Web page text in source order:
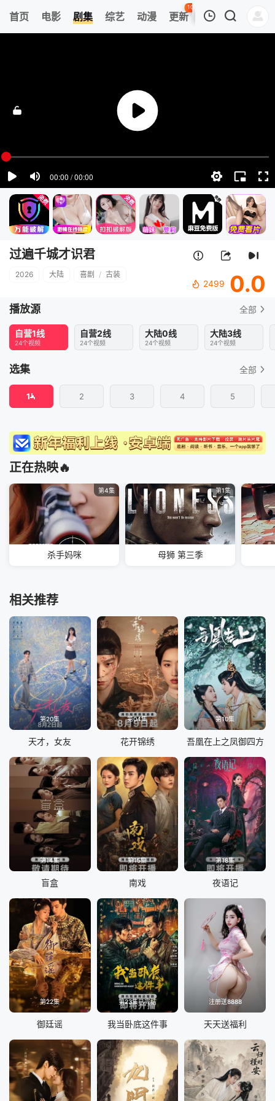
首页 电影 剧集 综艺 动漫 更新
108
热榜 APP
清空
过遍千城才识君
2026 大陆 喜剧 / 古装
2499 0.0
播放源 全部
自营1线
24个视频
自营2线
24个视频
大陆0线
24个视频
大陆3线
24个视频
选集 全部
1 2 3 4 5
正在热映🔥
第4集
杀手妈咪
第1集
母狮 第三季
相关推荐
第20集
天才，女友
第04集
花开锦绣
第10集
吾凰在上之凤御四方
第14集
盲盒
第15集
南戏
第18集
夜语记
第22集
御廷谣
第23集已完结
我当卧底这件事
注册送8888
天天送福利